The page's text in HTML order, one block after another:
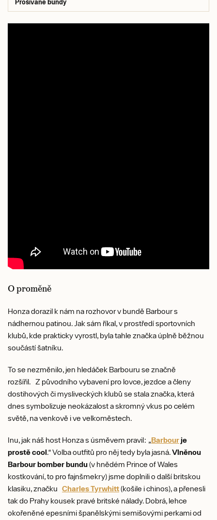
Prošívané bundy
O proměně
Honza dorazil k nám na rozhovor v bundě Barbour s
nádhernou patinou. Jak sám říkal, v prostředí sportovních
klubů, kde prakticky vyrostl, byla tahle značka úplně běžnou
součástí šatníku.
To se nezměnilo, jen hledáček Barbouru se značně
rozšířil. Z původního vybavení pro lovce, jezdce a členy
dostihových či mysliveckých klubů se stala značka, která
dnes symbolizuje neokázalost a skromný vkus po celém
světě, na venkově i ve velkoměstech.
Inu, jak náš host Honza s úsměvem pravil: „Barbour je
prostě cool.“ Volba outfitů pro něj tedy byla jasná.Vlněnou
Barbour bomber bundu(v hnědém Prince of Wales
kostkování, to pro fajnšmekry) jsme doplnili o další britskou
klasiku, značku Charles Tyrwhitt(košile i chinos), a přenesli
tak do Prahy kousek pravé britské nálady. Dobrá, lehce
okořeněné epesními španělskými semišovými perkami od